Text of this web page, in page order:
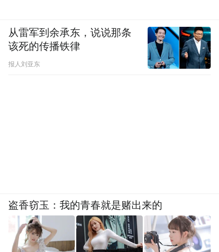
从雷军到余承东，说说那条
该死的传播铁律
报人刘亚东
盗香窃玉：我的青春就是赌出来的